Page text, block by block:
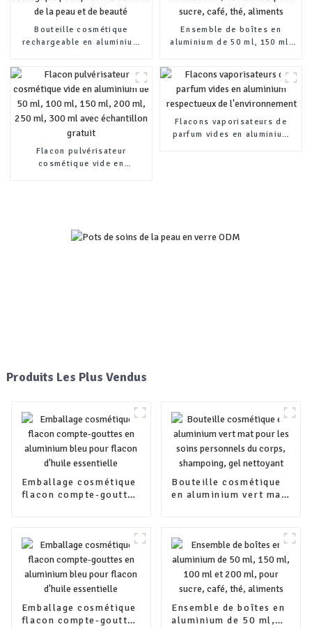
Bouteille cosmétique
rechargeable en aluminium
beauté
Ensemble de boîtes en
aluminium de 50 ml, 150 ml,
aliments
Flacon pulvérisateur
cosmétique vide en
Flacons vaporisateurs de
parfum vides en aluminium
Produits Les Plus Vendus
Emballage cosmétique
flacon compte-gouttes
Bouteille cosmétique
en aluminium vert mat
nettoyant
Emballage cosmétique
flacon compte-gouttes
Ensemble de boîtes en
aluminium de 50 ml,